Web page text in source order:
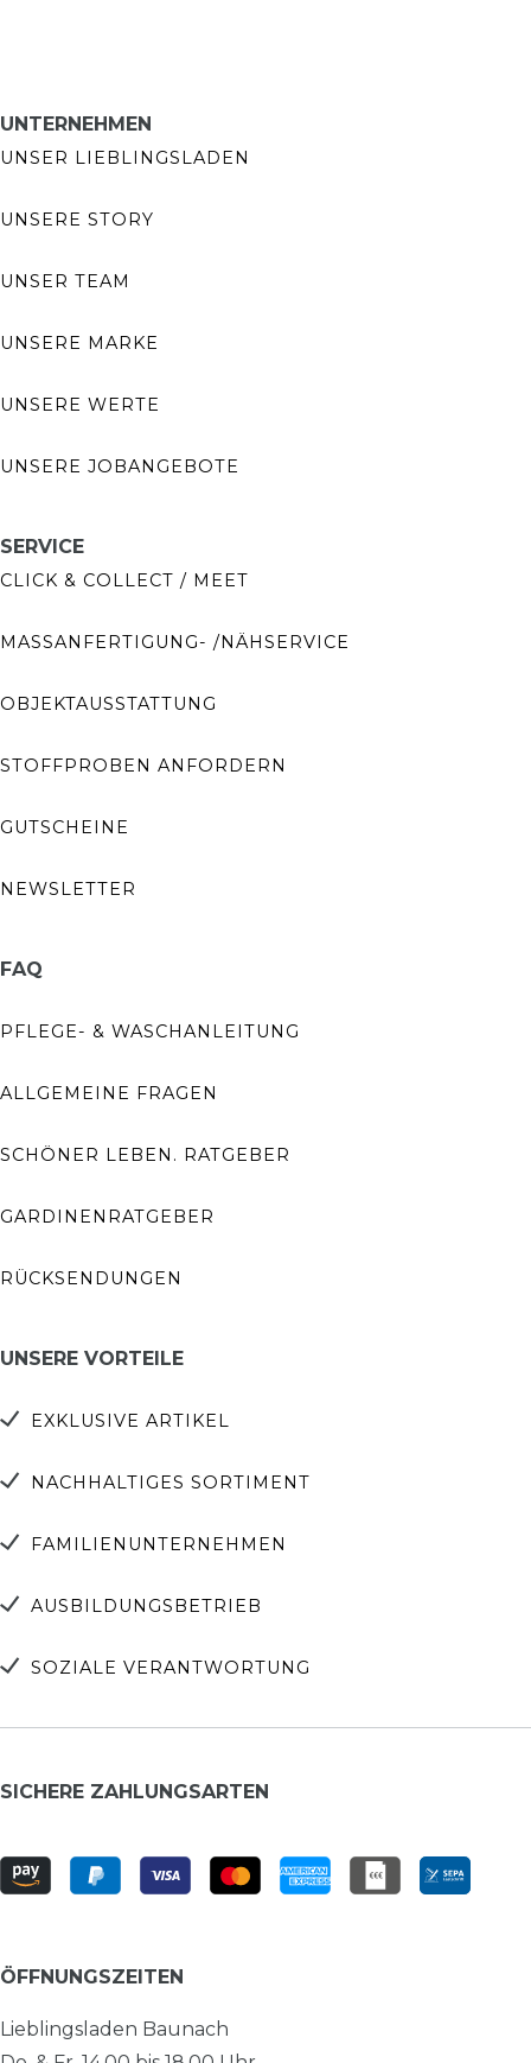
UNTERNEHMEN
UNSER LIEBLINGSLADEN
UNSERE STORY
UNSER TEAM
UNSERE MARKE
UNSERE WERTE
UNSERE JOBANGEBOTE
SERVICE
CLICK & COLLECT / MEET
MASSANFERTIGUNG- /NÄHSERVICE
OBJEKTAUSSTATTUNG
STOFFPROBEN ANFORDERN
GUTSCHEINE
NEWSLETTER
FAQ
PFLEGE- & WASCHANLEITUNG
ALLGEMEINE FRAGEN
SCHÖNER LEBEN. RATGEBER
GARDINENRATGEBER
RÜCKSENDUNGEN
UNSERE VORTEILE
EXKLUSIVE ARTIKEL
NACHHALTIGES SORTIMENT
FAMILIENUNTERNEHMEN
AUSBILDUNGSBETRIEB
SOZIALE VERANTWORTUNG
SICHERE ZAHLUNGSARTEN
ÖFFNUNGSZEITEN
Lieblingsladen Baunach